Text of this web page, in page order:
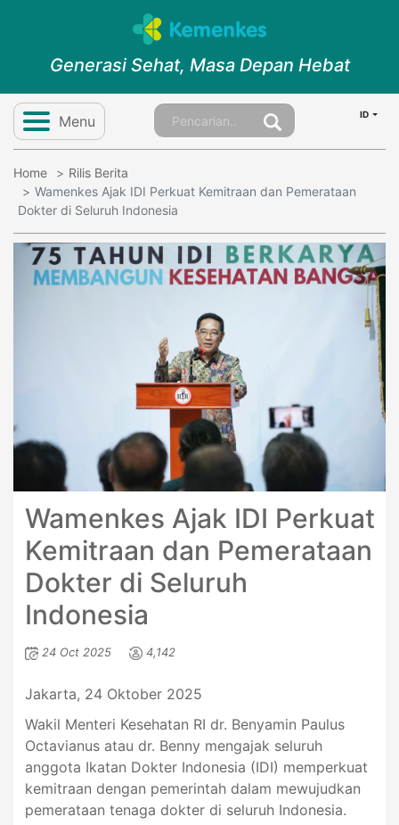
Generasi Sehat, Masa Depan Hebat
Menu ID
Home
Rilis Berita
Wamenkes Ajak IDI Perkuat Kemitraan dan Pemerataan
Dokter di Seluruh Indonesia
Wamenkes Ajak IDI Perkuat
Kemitraan dan Pemerataan
Dokter di Seluruh
Indonesia
24 Oct 2025 4,142
Jakarta, 24 Oktober 2025
Wakil Menteri Kesehatan RI dr. Benyamin Paulus
Octavianus atau dr. Benny mengajak seluruh
anggota Ikatan Dokter Indonesia (IDI) memperkuat
kemitraan dengan pemerintah dalam mewujudkan
pemerataan tenaga dokter di seluruh Indonesia.